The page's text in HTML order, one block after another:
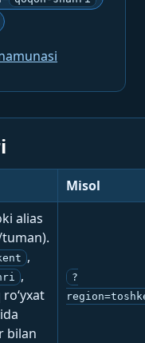
Misol
alias
,
,
ro‘yxat
bilan
?